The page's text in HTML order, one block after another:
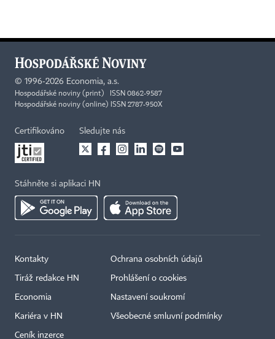
© 1996-2026 Economia, a.s.
Hospodářské noviny (print) ISSN 0862-9587
Hospodářské noviny (online) ISSN 2787-950X
Certifikováno Sledujte nás
Stáhněte si aplikaci HN
Kontakty
Tiráž redakce HN
Economia
Kariéra v HN
Ceník inzerce
Ochrana osobních údajů
Prohlášení o cookies
Nastavení soukromí
Všeobecné smluvní podmínky